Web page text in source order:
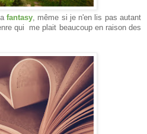
fantasy , même si je n'en lis pas autant
qui me plait beaucoup en raison des